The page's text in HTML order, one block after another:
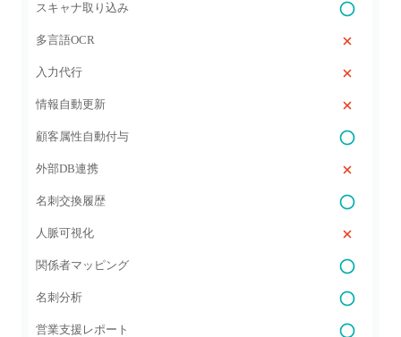
スキャナ取り込み
多言語OCR
入力代行
情報自動更新
顧客属性自動付与
外部DB連携
名刺交換履歴
人脈可視化
関係者マッピング
名刺分析
営業支援レポート